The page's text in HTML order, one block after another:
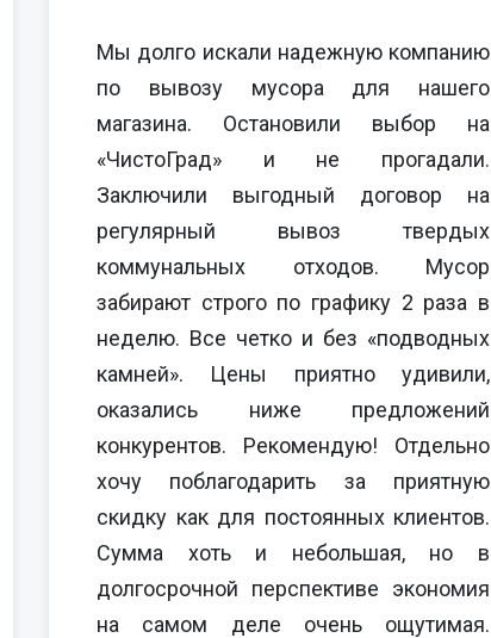
Мы долго искали надежную компанию
по вывозу мусора для нашего
магазина. Остановили выбор на
«ЧистоГрад» и не прогадали.
Заключили выгодный договор на
регулярный вывоз твердых
коммунальных отходов. Мусор
забирают строго по графику 2 раза в
неделю. Все четко и без «подводных
камней». Цены приятно удивили,
оказались ниже предложений
конкурентов. Рекомендую! Отдельно
хочу поблагодарить за приятную
скидку как для постоянных клиентов.
Сумма хоть и небольшая, но в
долгосрочной перспективе экономия
на самом деле очень ощутимая.